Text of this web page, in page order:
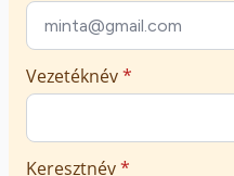
Vezetéknév*
Keresztnév*